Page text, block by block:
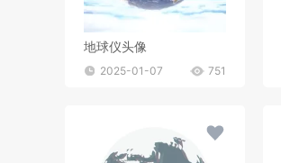
地球仪头像
2025-01-07 751